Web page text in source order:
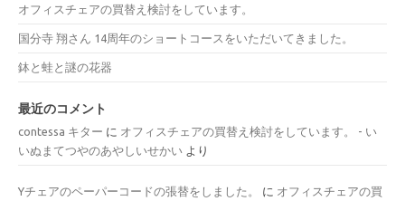
オフィスチェアの買替え検討をしています。
国分寺 翔さん 14周年のショートコースをいただいてきました。
鉢と蛙と謎の花器
最近のコメント
contessa キター に オフィスチェアの買替え検討をしています。 - い
いぬまてつやのあやしいせかい より
Yチェアのペーパーコードの張替をしました。 に オフィスチェアの買